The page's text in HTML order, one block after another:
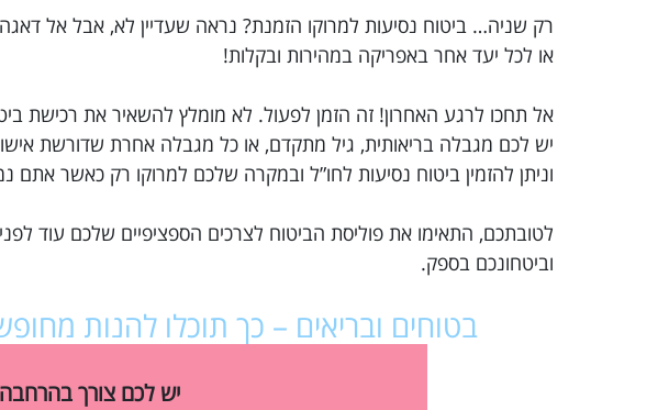
או לכל יעד אחר באפריקה במהירות ובקלות!
אל תחכו לרגע האחרון! זה הזמן לפעול. לא מומלץ להשאיר את רכישת
יש לכם מגבלה בריאותית, גיל מתקדם, או כל מגבלה אחרת שדורשת
וניתן להזמין ביטוח נסיעות לחו”ל ובמקרה שלכם למרוקו רק כאשר אתם
לטובתכם, התאימו את פוליסת הביטוח לצרכים הספציפיים שלכם עוד
וביטחונכם בספק.
בטוחים ובריאים – כך תוכלו להנות
יש לכם צורך